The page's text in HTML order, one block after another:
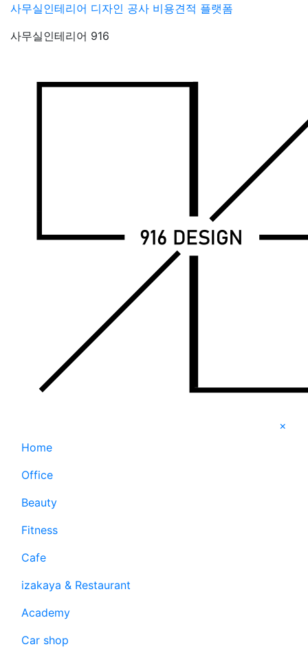
Skip
content
사무실인테리어 디자인 공사 비용견적 플랫폼
사무실인테리어 916
×
Home
Office
Beauty
Fitness
Cafe
izakaya & Restaurant
Academy
Car shop